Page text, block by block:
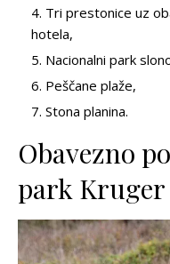
Tri prestonice uz
hotela,
Nacionalni park
Peščane plaže,
Stona planina.
Obavezno
park Kruger